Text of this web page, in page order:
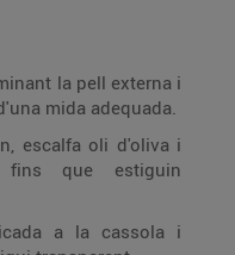
la pell externa i
mida adequada.
escalfa oli d'oliva i
que estiguin
a la cassola i